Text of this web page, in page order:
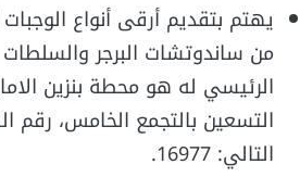
يهتم بتقديم أرقى أنواع
من ساندوتشات البرجر والسلطات
الرئيسي له هو محطة بنزين
التسعين بالتجمع الخامس، رقم
التالي: 16977.